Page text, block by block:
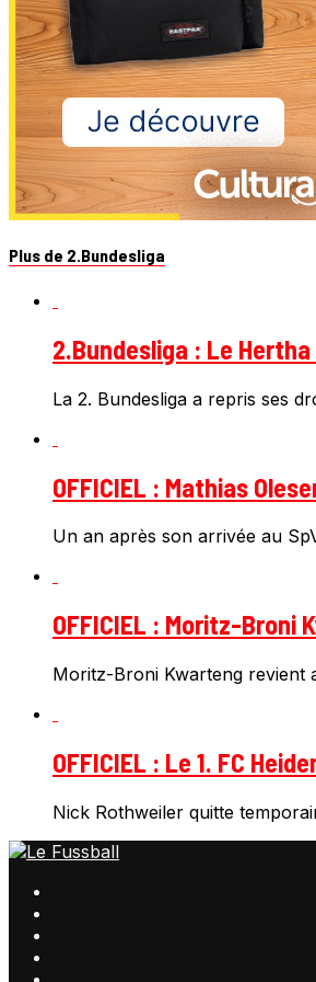
Plus de 2.Bundesliga
2.Bundesliga : Le
La 2. Bundesliga a repris ses
OFFICIEL : Mathias
Un an après son arrivée au
OFFICIEL : Moritz-Broni
Moritz-Broni Kwarteng revient
OFFICIEL : Le 1. FC
Nick Rothweiler quitte